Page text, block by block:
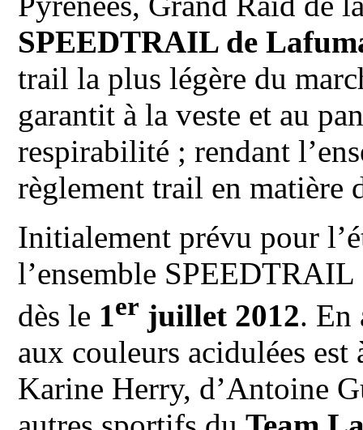
SPEEDTRAIL de
trail la plus légère du
garantit à la veste et au
respirabilité ; rendant
règlement trail en matière
Initialement prévu pour
l’ensemble
dès le 1er juillet 2012. En
aux couleurs acidulées
Karine Herry, d’Antoine